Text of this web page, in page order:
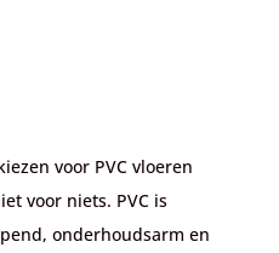
voorPVC vloeren
voor niets. PVC is
onderhoudsarm en